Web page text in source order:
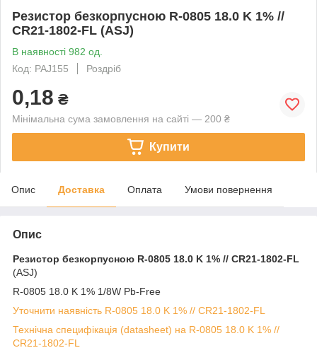
Резистор безкорпусною R-0805 18.0 K 1% //
CR21-1802-FL (ASJ)
В наявності 982 од.
Код: PAJ155
Роздріб
0,18 ₴
Мінімальна сума замовлення на сайті — 200 ₴
Купити
Опис Доставка Оплата Умови повернення
Опис
Резистор безкорпусною R-0805 18.0 K 1% // CR21-1802-FL
(ASJ)
R-0805 18.0 K 1% 1/8W Pb-Free
Уточнити наявність R-0805 18.0 K 1% // CR21-1802-FL
Технічна специфікація (datasheet) на R-0805 18.0 K 1% //
CR21-1802-FL